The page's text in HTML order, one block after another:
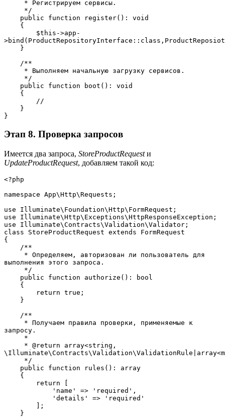
     * Регистрируем сервисы.
     */
    public function register(): void
    {
    }
    /**
     * Выполняем начальную загрузку сервисов.
     */
    public function boot(): void
    {
        //
    }
}
Этап 8. Проверка запросов
Имеется два запроса, StoreProductRequestи
UpdateProductRequest, добавляем такой код:
<?php
namespace App\Http\Requests;
use Illuminate\Foundation\Http\FormRequest;
use Illuminate\Http\Exceptions\HttpResponseException;
use Illuminate\Contracts\Validation\Validator;
class StoreProductRequest extends FormRequest
{
    /**
выполнения этого запроса.
     */
    public function authorize(): bool
    {
        return true;
    }
    /**
запросу.
     *
     */
    public function rules(): array
    {
        return [
            'name' => 'required',
            'details' => 'required'
        ];
    }